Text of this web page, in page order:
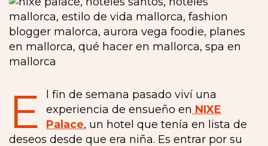
E
l fin de semana pasado viví una
experiencia de ensueño en NIXE
Palace, un hotel que tenía en lista de
deseos desde que era niña. Es entrar por su